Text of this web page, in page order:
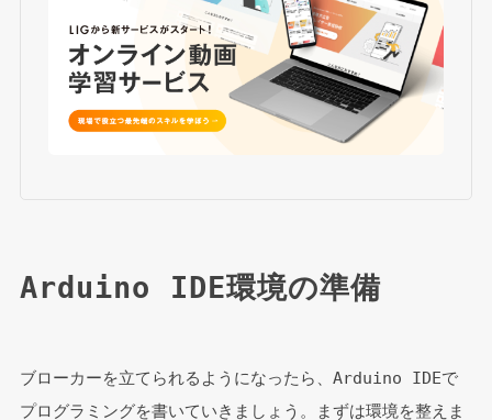
Arduino IDE環境の準備
ブローカーを立てられるようになったら、Arduino IDEで
プログラミングを書いていきましょう。まずは環境を整えま